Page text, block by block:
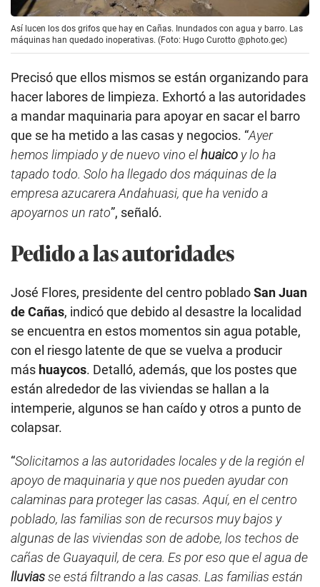
Así lucen los dos grifos que hay en Cañas. Inundados con agua y barro. Las
máquinas han quedado inoperativas. (Foto: Hugo Curotto @photo.gec)
Precisó que ellos mismos se están organizando para
hacer labores de limpieza. Exhortó a las autoridades
a mandar maquinaria para apoyar en sacar el barro
que se ha metido a las casas y negocios. “Ayer
hemos limpiado y de nuevo vino elhuaico y lo ha
tapado todo. Solo ha llegado dos máquinas de la
empresa azucarera Andahuasi, que ha venido a
apoyarnos un rato”, señaló.
Pedido a las autoridades
José Flores, presidente del centro pobladoSan Juan
de Cañas, indicó que debido al desastre la localidad
se encuentra en estos momentos sin agua potable,
con el riesgo latente de que se vuelva a producir
más huaycos. Detalló, además, que los postes que
están alrededor de las viviendas se hallan a la
intemperie, algunos se han caído y otros a punto de
colapsar.
“Solicitamos a las autoridades locales y de la región el
apoyo de maquinaria y que nos pueden ayudar con
calaminas para proteger las casas. Aquí, en el centro
poblado, las familias son de recursos muy bajos y
algunas de las viviendas son de adobe, los techos de
cañas de Guayaquil, de cera. Es por eso que el agua de
lluviasse está filtrando a las casas. Las familias están